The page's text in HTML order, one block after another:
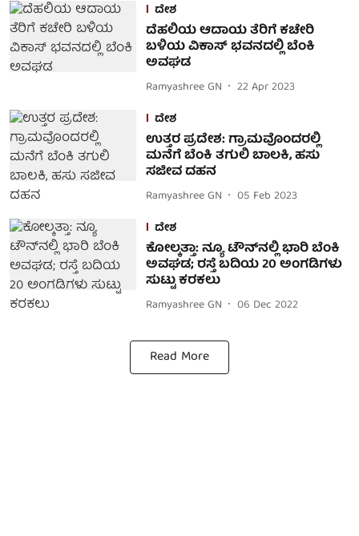
ದೇಶ
ದೆಹಲಿಯ ಆದಾಯ ತೆರಿಗೆ ಕಚೇರಿ
ಬಳಿಯ ವಿಕಾಸ್ ಭವನದಲ್ಲಿ ಬೆಂಕಿ
ಅವಘಡ
Ramyashree GN
22 Apr 2023
ದೇಶ
ಉತ್ತರ ಪ್ರದೇಶ: ಗ್ರಾಮವೊಂದರಲ್ಲಿ
ಮನೆಗೆ ಬೆಂಕಿ ತಗುಲಿ ಬಾಲಕಿ, ಹಸು
ಸಜೀವ ದಹನ
Ramyashree GN
05 Feb 2023
ದೇಶ
ಕೋಲ್ಕತ್ತಾ: ನ್ಯೂ ಟೌನ್‌ನಲ್ಲಿ ಭಾರಿ ಬೆಂಕಿ
ಅವಘಡ; ರಸ್ತೆ ಬದಿಯ 20 ಅಂಗಡಿಗಳು
ಸುಟ್ಟು ಕರಕಲು
Ramyashree GN 06 Dec 2022
Read More